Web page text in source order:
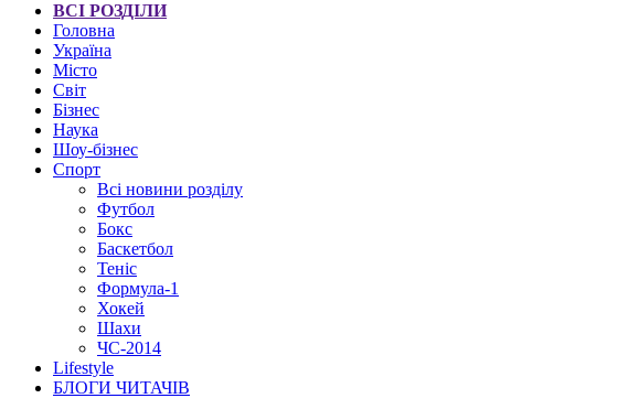
ВСІ РОЗДІЛИ
Головна
Україна
Місто
Світ
Бізнес
Наука
Шоу-бізнес
Спорт
Всі новини розділу
Футбол
Бокс
Баскетбол
Теніс
Формула-1
Хокей
Шахи
ЧС-2014
Lifestyle
БЛОГИ ЧИТАЧІВ